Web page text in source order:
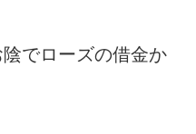
でローズの借金か